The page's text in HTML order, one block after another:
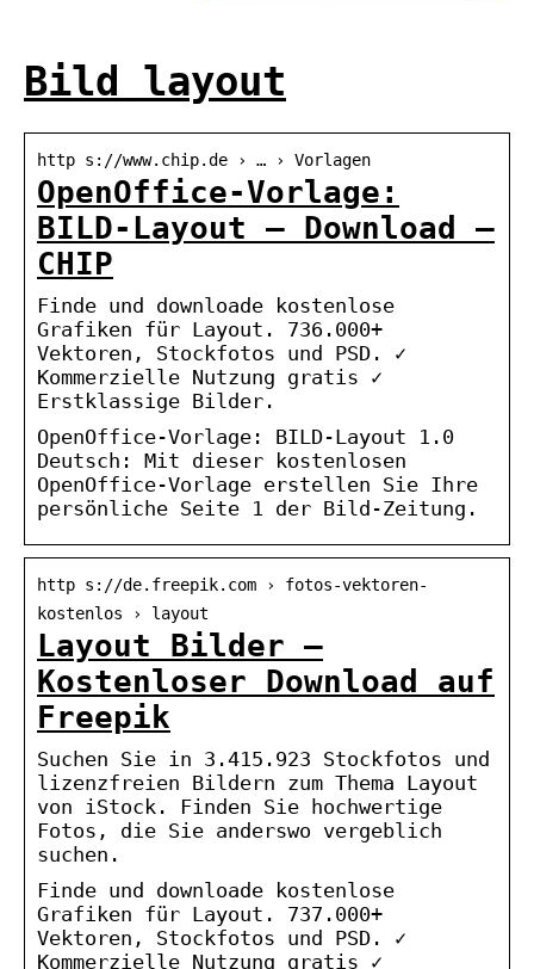
Bild layout
http s://www.chip.de › … › Vorlagen
OpenOffice-Vorlage:
BILD-Layout – Download –
CHIP
Finde und downloade kostenlose
Grafiken für Layout. 736.000+
Vektoren, Stockfotos und PSD. ✓
Kommerzielle Nutzung gratis ✓
Erstklassige Bilder.
OpenOffice-Vorlage: BILD-Layout 1.0
Deutsch: Mit dieser kostenlosen
OpenOffice-Vorlage erstellen Sie Ihre
persönliche Seite 1 der Bild-Zeitung.
http s://de.freepik.com › fotos-vektoren-
kostenlos › layout
Layout Bilder –
Kostenloser Download auf
Freepik
Suchen Sie in 3.415.923 Stockfotos und
lizenzfreien Bildern zum Thema Layout
von iStock. Finden Sie hochwertige
Fotos, die Sie anderswo vergeblich
suchen.
Finde und downloade kostenlose
Grafiken für Layout. 737.000+
Vektoren, Stockfotos und PSD. ✓
Kommerzielle Nutzung gratis ✓